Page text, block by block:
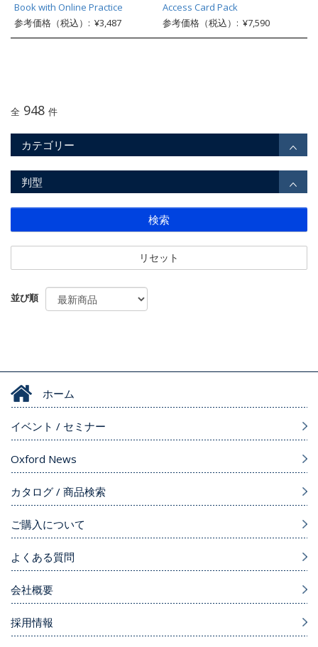
Book with Online Practice
参考価格（税込）: ¥3,487
Access Card Pack
参考価格（税込）: ¥7,590
全 948 件
カテゴリー
判型
検索
リセット
並び順
ホーム
イベント / セミナー
Oxford News
カタログ / 商品検索
ご購入について
よくある質問
会社概要
採用情報